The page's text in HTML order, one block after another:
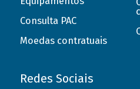
Consulta PAC
Moedas contratuais
Redes Sociais